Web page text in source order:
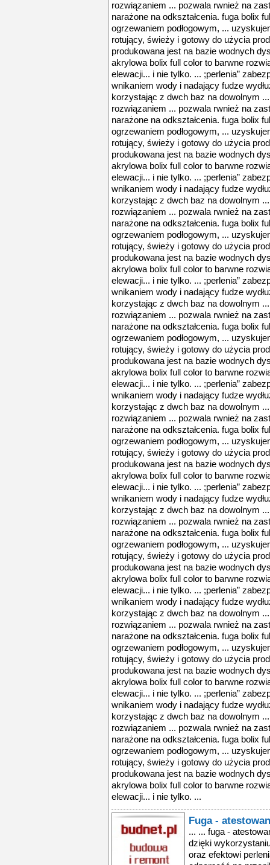
rozwiązaniem ... pozwala rwnież na
narażone na odkształcenia. fuga bolix
ogrzewaniem podłogowym, ...
rotujący, świeży i gotowy do użycia
produkowana jest na bazie wodnych
akrylowa bolix full color to barwne
elewacji... i nie tylko. ... ;perlenia”
wnikaniem wody i nadający fudze
korzystając z dwch baz na dowolnym
rozwiązaniem ... pozwala rwnież na
narażone na odkształcenia. fuga bolix
ogrzewaniem podłogowym, ...
rotujący, świeży i gotowy do użycia
produkowana jest na bazie wodnych
akrylowa bolix full color to barwne
elewacji... i nie tylko. ... ;perlenia”
wnikaniem wody i nadający fudze
korzystając z dwch baz na dowolnym
rozwiązaniem ... pozwala rwnież na
narażone na odkształcenia. fuga bolix
ogrzewaniem podłogowym, ...
rotujący, świeży i gotowy do użycia
produkowana jest na bazie wodnych
akrylowa bolix full color to barwne
elewacji... i nie tylko. ... ;perlenia”
wnikaniem wody i nadający fudze
korzystając z dwch baz na dowolnym
rozwiązaniem ... pozwala rwnież na
narażone na odkształcenia. fuga bolix
ogrzewaniem podłogowym, ...
rotujący, świeży i gotowy do użycia
produkowana jest na bazie wodnych
akrylowa bolix full color to barwne
elewacji... i nie tylko. ... ;perlenia”
wnikaniem wody i nadający fudze
korzystając z dwch baz na dowolnym
rozwiązaniem ... pozwala rwnież na
narażone na odkształcenia. fuga bolix
ogrzewaniem podłogowym, ...
rotujący, świeży i gotowy do użycia
produkowana jest na bazie wodnych
akrylowa bolix full color to barwne
elewacji... i nie tylko. ... ;perlenia”
wnikaniem wody i nadający fudze
korzystając z dwch baz na dowolnym
rozwiązaniem ... pozwala rwnież na
narażone na odkształcenia. fuga bolix
ogrzewaniem podłogowym, ...
rotujący, świeży i gotowy do użycia
produkowana jest na bazie wodnych
akrylowa bolix full color to barwne
elewacji... i nie tylko. ... ;perlenia”
wnikaniem wody i nadający fudze
korzystając z dwch baz na dowolnym
rozwiązaniem ... pozwala rwnież na
narażone na odkształcenia. fuga bolix
ogrzewaniem podłogowym, ...
rotujący, świeży i gotowy do użycia
produkowana jest na bazie wodnych
akrylowa bolix full color to barwne
elewacji... i nie tylko. ... ;perlenia”
wnikaniem wody i nadający fudze
korzystając z dwch baz na dowolnym
rozwiązaniem ... pozwala rwnież na
narażone na odkształcenia. fuga bolix
ogrzewaniem podłogowym, ...
rotujący, świeży i gotowy do użycia
produkowana jest na bazie wodnych
akrylowa bolix full color to barwne
elewacji... i nie tylko. ...
Fuga -
... ... fuga -
dzięki
oraz efektowi